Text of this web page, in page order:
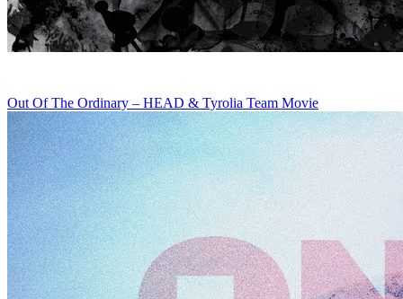
Out Of The Ordinary – HEAD & Tyrolia Team Movie